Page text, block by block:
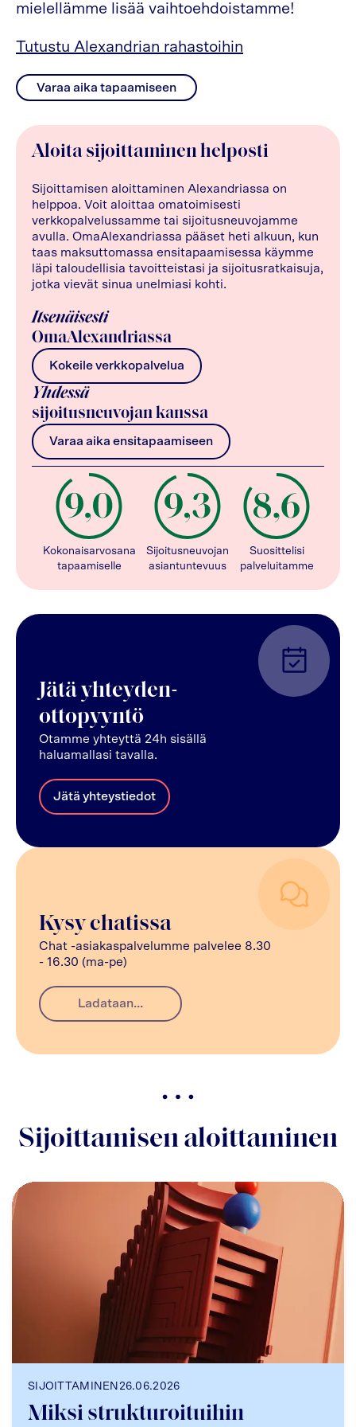
mielellämme lisää vaihtoehdoistamme!
Tutustu Alexandrian rahastoihin
Varaa aika tapaamiseen
Aloita sijoittaminen helposti
Sijoittamisen aloittaminen Alexandriassa on
helppoa. Voit aloittaa omatoimisesti
verkkopalvelussamme tai sijoitusneuvojamme
avulla. OmaAlexandriassa pääset heti alkuun, kun
taas maksuttomassa ensitapaamisessa käymme
läpi taloudellisia tavoitteistasi ja sijoitusratkaisuja,
jotka vievät sinua unelmiasi kohti.
Itsenäisesti
OmaAlexandriassa
Kokeile verkkopalvelua
Yhdessä
sijoitusneuvojan kanssa
Varaa aika ensitapaamiseen
Kokonaisarvosana
tapaamiselle
Sijoitusneuvojan
asiantuntevuus
Suosittelisi
palveluitamme
Kysy chatissa
Chat -asiakaspalvelumme palvelee 8.30
- 16.30 (ma-pe)
Ladataan...
Jätä yhteyden-
ottopyyntö
Otamme yhteyttä 24h sisällä
haluamallasi tavalla.
Jätä yhteystiedot
Sijoittamisen aloittaminen
SIJOITTAMINEN 26.06.2026
Miksi strukturoituihin